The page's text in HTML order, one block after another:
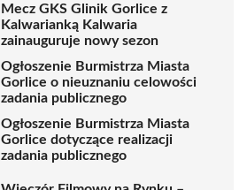
Mecz GKS Glinik Gorlice z
Kalwarianką Kalwaria
zainauguruje nowy sezon
Ogłoszenie Burmistrza Miasta
Gorlice o nieuznaniu celowości
zadania publicznego
Ogłoszenie Burmistrza Miasta
Gorlice dotyczące realizacji
zadania publicznego